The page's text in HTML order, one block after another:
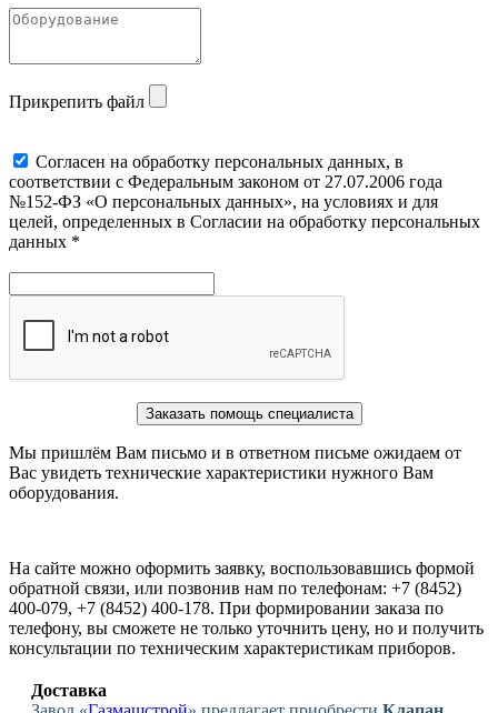
Прикрепить файл
Cогласен на обработку персональных данных, в
соответствии с Федеральным законом от 27.07.2006 года
№152-ФЗ «О персональных данных», на условиях и для
целей, определенных в Согласии на обработку персональных
данных *
Заказать помощь специалиста
Мы пришлём Вам письмо и в ответном письме ожидаем от
Вас увидеть технические характеристики нужного Вам
оборудования.
На сайте можно оформить заявку, воспользовавшись формой
обратной связи, или позвонив нам по телефонам: +7 (8452)
400-079, +7 (8452) 400-178. При формировании заказа по
телефону, вы сможете не только уточнить цену, но и получить
консультации по техническим характеристикам приборов.
Доставка